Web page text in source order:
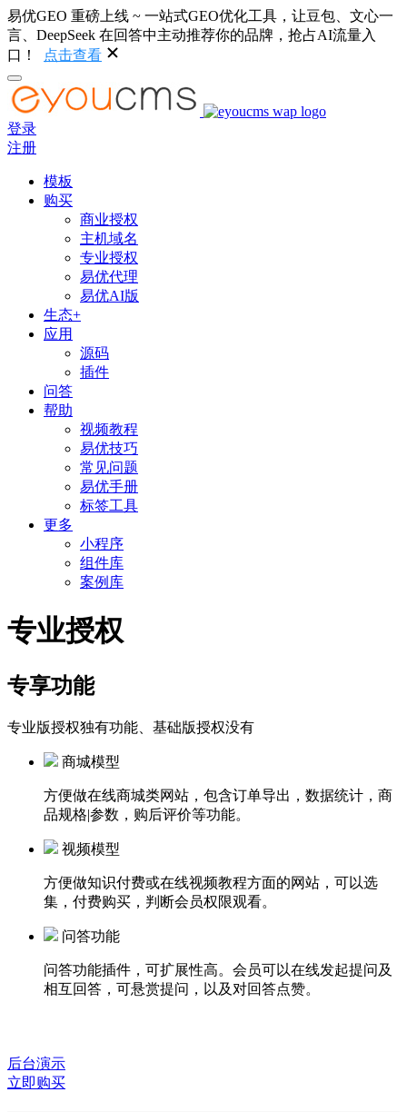
易优GEO 重磅上线 ~ 一站式GEO优化工具，让豆包、文心一
言、DeepSeek 在回答中主动推荐你的品牌，抢占AI流量入
口！
点击查看
登录
注册
模板
购买
商业授权
主机域名
专业授权
易优代理
易优AI版
生态+
应用
源码
插件
问答
帮助
视频教程
易优技巧
常见问题
易优手册
标签工具
更多
小程序
组件库
案例库
专业授权
专享功能
专业版授权独有功能、基础版授权没有
商城模型
方便做在线商城类网站，包含订单导出，数据统计，商
品规格|参数，购后评价等功能。
视频模型
方便做知识付费或在线视频教程方面的网站，可以选
集，付费购买，判断会员权限观看。
问答功能
问答功能插件，可扩展性高。会员可以在线发起提问及
相互回答，可悬赏提问，以及对回答点赞。
后台演示
立即购买